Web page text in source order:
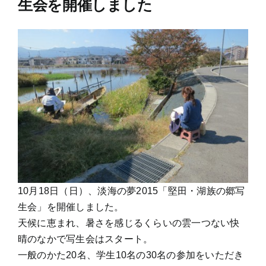
生会を開催しました
10月18日（日）、淡海の夢2015「堅田・湖族の郷写
生会」を開催しました。
天候に恵まれ、暑さを感じるくらいの雲一つない快
晴のなかで写生会はスタート。
一般のかた20名、学生10名の30名の参加をいただき